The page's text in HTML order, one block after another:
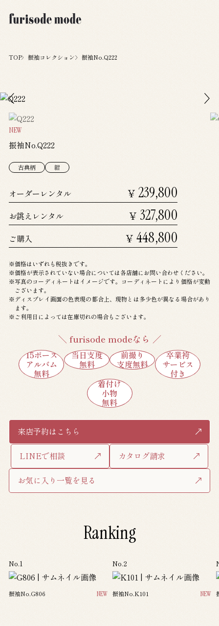
TOP 振袖コレクション 振袖No.Q222
NEW
振袖No.Q222
古典柄 紺
オーダーレンタル ￥ 239,800
お誂えレンタル ￥ 327,800
ご購入 ￥ 448,800
価格はいずれも税抜きです。
価格が表示されていない場合については各店舗にお問い合わせください。
写真のコーディネートはイメージです。コーディネートにより価格が変動
ございます。
ディスプレイ画面の色表現の都合上、現物とは多少色が異なる場合があり
ます。
ご利用日によっては在庫切れの場合もございます。
＼ furisode modeなら ／
15ポーズ
アルバム
無料
当日支度
無料
前撮り
支度無料
卒業袴
サービス
付き
着付け
小物
無料
来店予約はこちら
LINEで相談
カタログ請求
お気に入り一覧を見る
Ranking
No.1
振袖No.G806 NEW
No.2
振袖No.K101 NEW